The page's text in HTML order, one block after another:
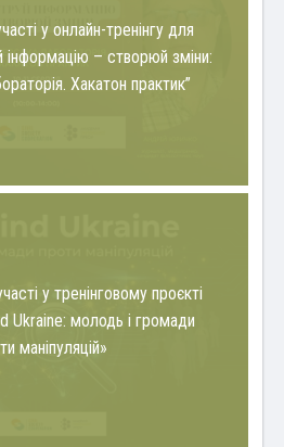
у онлайн-тренінгу для
інформацію – створюй зміни:
Хакатон практик”
у тренінговому проєкті
Ukraine: молодь і громади
маніпуляцій»